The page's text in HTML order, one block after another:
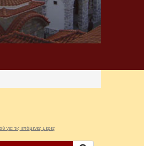
τις επόμενες μέρες